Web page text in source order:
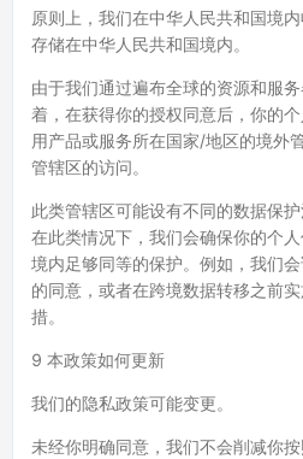
原则上，我们在中华人民共和国境
存储在中华人民共和国境内。
由于我们通过遍布全球的资源和服
着，在获得你的授权同意后，你的
用产品或服务所在国家/地区的境外
管辖区的访问。
此类管辖区可能设有不同的数据保
在此类情况下，我们会确保你的个
境内足够同等的保护。例如，我们
的同意，或者在跨境数据转移之前
措。
9 本政策如何更新
我们的隐私政策可能变更。
未经你明确同意，我们不会削减你